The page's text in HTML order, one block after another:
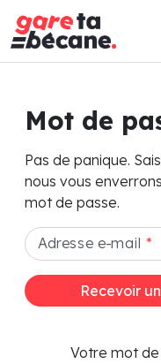
Mot de
Pas de panique.
nous vous
mot de passe.
Adresse e-mail *
Recevoir
Votre mot de